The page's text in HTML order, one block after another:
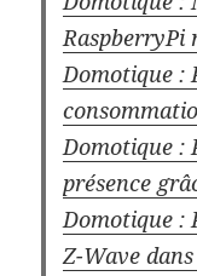
RaspberryPi
Domotique :
Domotique :
présence
Domotique :
Z-Wave